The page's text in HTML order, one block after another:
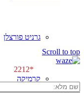
גרניט פורצלן
קרמיקה
"]
[class^="wpforms-
Scroll to top
*2212